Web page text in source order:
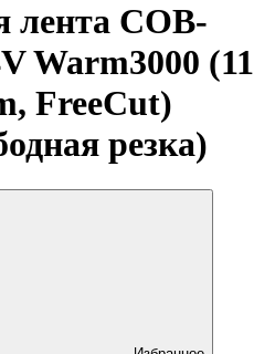
лента COB-
Warm3000 (11
FreeCut)
резка)